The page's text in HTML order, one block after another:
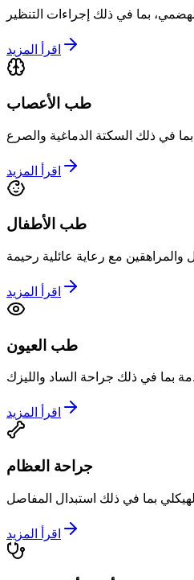
اقرأ المزيد
طب الأعصاب
اقرأ المزيد
طب الأطفال
اقرأ المزيد
طب العيون
اقرأ المزيد
جراحة العظام
اقرأ المزيد